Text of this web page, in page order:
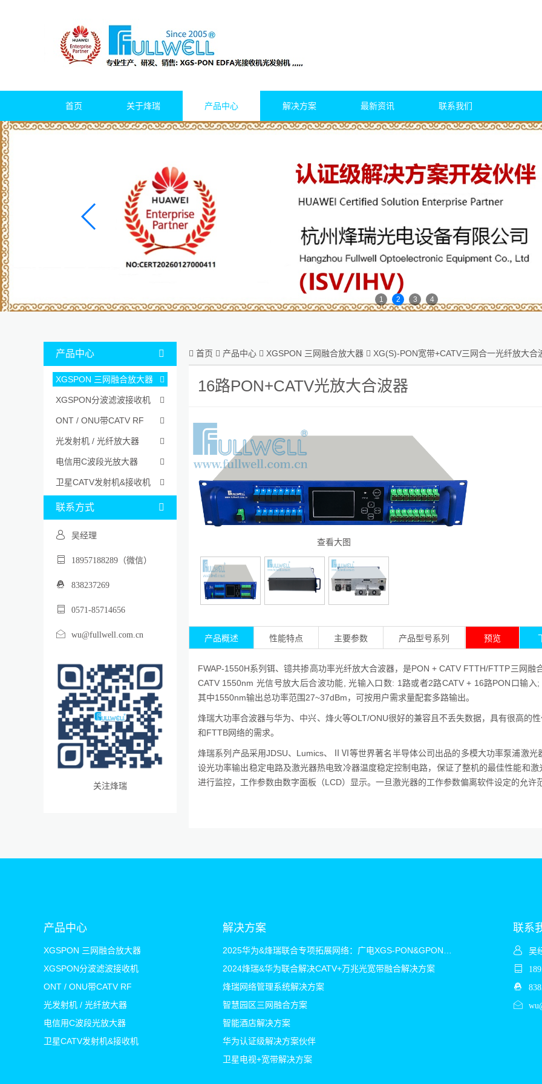
首页 关于烽瑞 产品中心 解决方案 最新资讯 联系我们
1 2 3 4

产品中心
XGSPON 三网融合放大器 
XGSPON分波滤波接收机 
ONT / ONU带CATV RF 
光发射机 / 光纤放大器 
电信用C波段光放大器 
卫星CATV发射机&接收机 

联系方式
吴经理
18957188289（微信）
838237269
0571-85714656
wu@fullwell.com.cn
关注烽瑞
 首页  产品中心  XGSPON 三网融合放大器  XG(S)-PON宽带+CATV三网合一光纤放大合
16路PON+CATV光放大合波器
查看大图
产品概述 性能特点 主要参数 产品型号系列 预览
FWAP-1550H系列铒、镱共掺高功率光纤放大合波器，是PON + CATV FTTH/FTTP三网
CATV 1550nm 光信号放大后合波功能, 光输入口数: 1路或者2路CATV + 16路PON口输
其中1550nm输出总功率范围27~37dBm，可按用户需求量配套多路输出。
烽瑞大功率合波器与华为、中兴、烽火等OLT/ONU很好的兼容且不丢失数据，具有很高的
和FTTB网络的需求。
烽瑞系列产品采用JDSU、Lumics、ⅡⅥ等世界著名半导体公司出品的多模大功率泵浦激光
设光功率输出稳定电路及激光器热电致冷器温度稳定控制电路，保证了整机的最佳性能和
进行监控，工作参数由数字面板（LCD）显示。一旦激光器的工作参数偏离软件设定的允
产品中心
XGSPON 三网融合放大器
XGSPON分波滤波接收机
ONT / ONU带CATV RF
光发射机 / 光纤放大器
电信用C波段光放大器
卫星CATV发射机&接收机
解决方案
2024烽瑞&华为联合解决CATV+万兆光宽带融合解决方案
烽瑞网络管理系统解决方案
智慧园区三网融合方案
智能酒店解决方案
华为认证级解决方案伙伴
卫星电视+宽带解决方案
联系
吴